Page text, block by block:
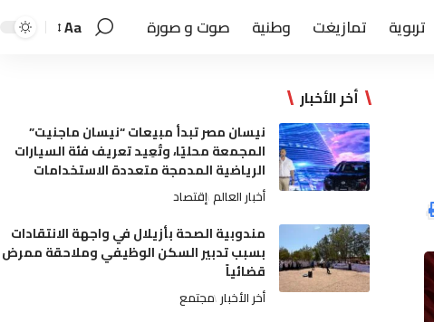
تربوية تمازيغت وطنية صوت و صورة Aa
أخر الأخبار
نيسان مصر تبدأ مبيعات “نيسان ماجنيت”
المجمعة محليًا، وتُعِيد تعريف فئة السيارات
الرياضية المدمجة متعددة الاستخدامات
أخبار العالم إقتصاد
مندوبية الصحة بأزيلال في واجهة الانتقادات
بسبب تدبير السكن الوظيفي وملاحقة ممرض
قضائياً
أخر الأخبار مجتمع